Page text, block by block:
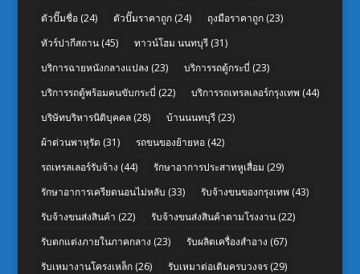
ตัวปั๊มชื่อ(24) ตัวปั๊มราคาถูก(24) ถุงมือราคาถูก(23)
ทัวร์ปากีสถาน(45) ทาวน์โฮม นนทบุรี(31)
บริการฉายหนังกลางแปลง (23) บริการรถตู้กระบี่ (23)
บริการรถตู้พร้อมคนขับกระบี่ (22) บริการรถเทรลเลอร์กรุงเทพ (44)
บริษัทบริหารนิติบุคคล(28) บ้านนนทบุรี(23)
ผ้าต่วนพาหุรัด (31) รถขนของย้ายหอ(42)
รถเทรลเลอร์รับจ้าง (44) รักษาอาการประสาทหูเสื่อม (29)
รักษาอาการเครียดนอนไม่หลับ (33) รับจ้างขนของกรุงเทพ (43)
รับจ้างขนส่งสินค้า (22) รับจ้างขนส่งสินค้าตามโรงงาน(22)
รับตกแต่งภายในภาคกลาง (23) รับผลิตเครื่องสำอาง (67)
รับเหมางานโครงเหล็ก(26) รับเหมาต่อเติมครบวงจร(29)